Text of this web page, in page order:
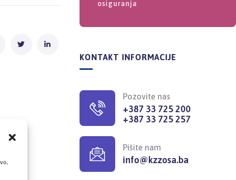
osiguranja
KONTAKT INFORMACIJE
Pozovite nas
+387 33 725 200
+387 33 725 257
Pišite nam
info@kzzosa.ba